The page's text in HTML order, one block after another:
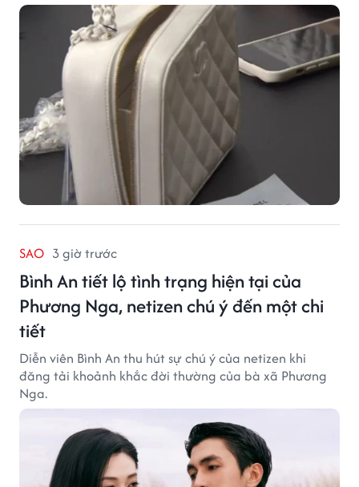
SAO 3 giờ trước
Bình An tiết lộ tình trạng hiện tại của
Phương Nga, netizen chú ý đến một chi
tiết
Diễn viên Bình An thu hút sự chú ý của netizen khi
đăng tải khoảnh khắc đời thường của bà xã Phương
Nga.